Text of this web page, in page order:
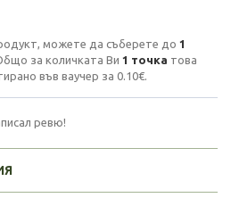
можете да съберете до 1
за количката Ви 1 точка това
във ваучер за 0.10€.
ревю!